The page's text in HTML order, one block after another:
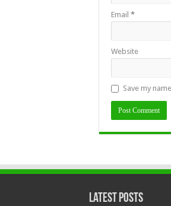
Email *
Website
Save my
Latest Posts